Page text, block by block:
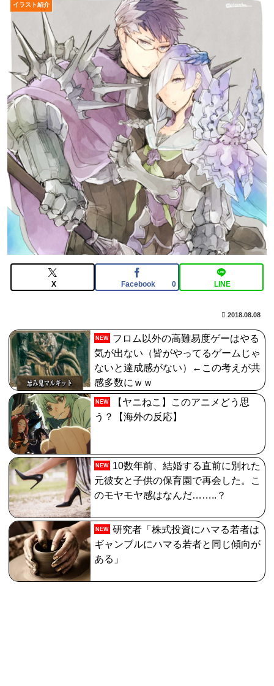
【超速報】くじら14号とかいう台風が発生するｗｗｗｗ
ｗｗ
【FGO】スルトくんは保険に使えたのかね実際
【FGO】ゲーム部分はガッツリ弄って欲しい。でも新し
いの作って挑戦するの難しいかも
【FGO】今から弓戴冠戦を回るが杉谷さんとエウエウ、
どっちが使いやすい？
【FGO】ゲーム部分はガッツリ弄って欲しい。でも新し
いの作って挑戦するの難しいかも
【画像】仙台育英のマネージャー
wwwwwwwwwwwwwwwwwww
【FGO】金時といい勝負。クーフーリン・オルタ強化み
んなの反応まとめ
イラスト紹介
X Facebook 0 LINE
2018.08.08
NEW
フロム以外の高難易度ゲーはやる
気が出ない（皆がやってるゲームじゃ
ないと達成感がない）←この考えが共
感多数にｗｗ
NEW
【ヤニねこ】このアニメどう思
う？【海外の反応】
NEW
10数年前、結婚する直前に別れた
元彼女と子供の保育園で再会した。こ
のモヤモヤ感はなんだ……..？
NEW 研究者「株式投資にハマる若者は
ギャンブルにハマる若者と同じ傾向が
ある」